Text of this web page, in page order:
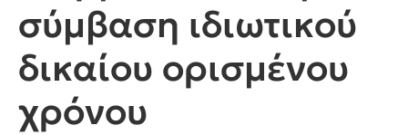
σύμβαση ιδιωτικού
δικαίου ορισμένου
χρόνου